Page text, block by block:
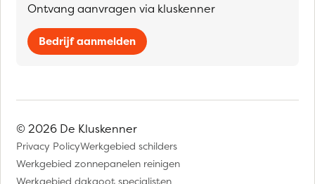
Ontvang aanvragen via kluskenner
Bedrijf aanmelden
© 2026 De Kluskenner
Privacy PolicyWerkgebied schilders
Werkgebied zonnepanelen reinigen
Werkgebied dakgoot specialisten